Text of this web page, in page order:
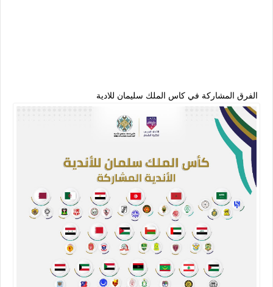
الفرق المشاركة في كاس الملك سليمان للادية